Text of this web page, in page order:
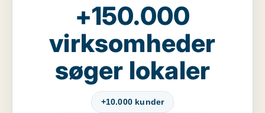
+150.000
virksomheder
søger lokaler
+10.000 kunder